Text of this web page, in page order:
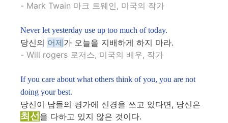
- Mark Twain 마크 트웨인, 미국의 작가
Never let yesterday use up too much of today.
당신의 어제가 오늘을 지배하게 하지 마라.
- Will rogers 로저스, 미국의 배우, 작가
If you care about what others think of you, you are not
doing your best.
당신이 남들의 평가에 신경을 쓰고 있다면, 당신은
최선을 다하고 있지 않은 것이다.